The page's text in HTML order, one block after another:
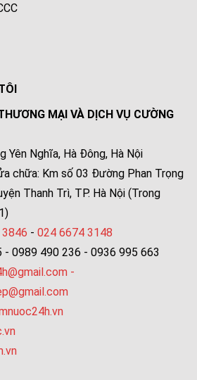
MẠI VÀ DỊCH VỤ CƯỜNG
Yên Nghĩa, Hà Đông, Hà Nội
chữa: Km số 03 Đường Phan Trọng
Thanh Trì, TP. Hà Nội (Trong
- 024 6674 3148
- 0989 490 236 - 0936 995 663
-